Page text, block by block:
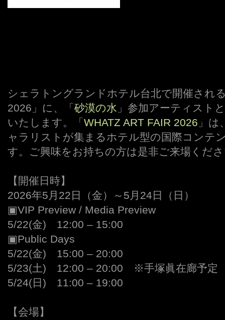
シェラトングランドホテル台北で開催され
2026」に、「 砂漠の水 」参加アーティスト
いたします。「 WHATZ ART FAIR 2026 」
ャラリストが集まるホテル型の国際コンテ
す。ご興味をお持ちの方は是非ご来場くだ
【開催日時】
2026年5月22日（金）～5月24日（日）
▣VIP Preview / Media Preview
5/22(金) 12:00 – 15:00
▣Public Days
5/22(金) 15:00 – 20:00
5/23(土) 12:00 – 20:00 ※手塚眞在廊予定
5/24(日) 11:00 – 19:00
【会場】